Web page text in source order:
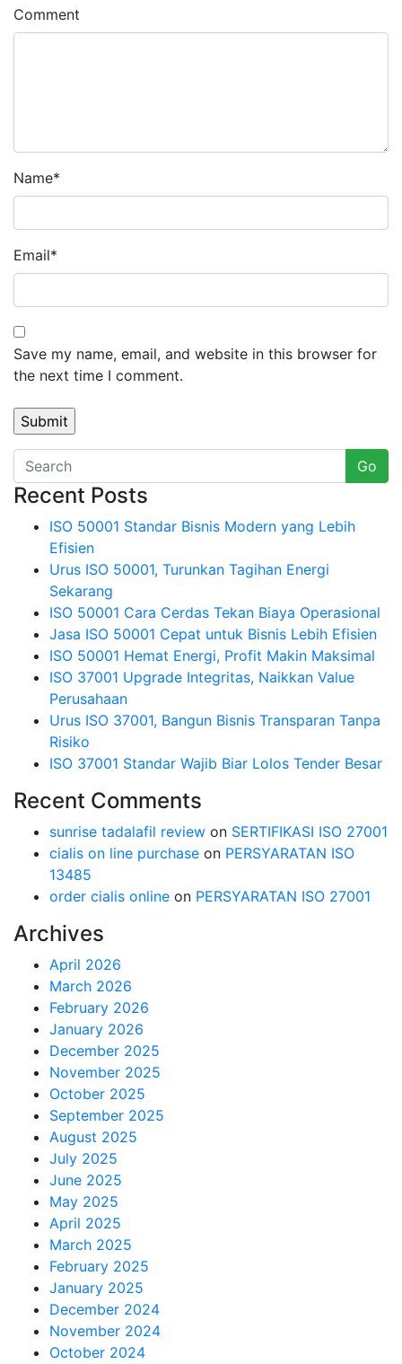
Comment
Name*
Email*
Save my name, email, and website in this browser for
the next time I comment.
Go
Recent Posts
ISO 50001 Standar Bisnis Modern yang Lebih
Efisien
Urus ISO 50001, Turunkan Tagihan Energi
Sekarang
ISO 50001 Cara Cerdas Tekan Biaya Operasional
Jasa ISO 50001 Cepat untuk Bisnis Lebih Efisien
ISO 50001 Hemat Energi, Profit Makin Maksimal
ISO 37001 Upgrade Integritas, Naikkan Value
Perusahaan
Urus ISO 37001, Bangun Bisnis Transparan Tanpa
Risiko
ISO 37001 Standar Wajib Biar Lolos Tender Besar
Recent Comments
sunrise tadalafil review on SERTIFIKASI ISO 27001
cialis on line purchase on PERSYARATAN ISO
13485
order cialis online on PERSYARATAN ISO 27001
Archives
April 2026
March 2026
February 2026
January 2026
December 2025
November 2025
October 2025
September 2025
August 2025
July 2025
June 2025
May 2025
April 2025
March 2025
February 2025
January 2025
December 2024
November 2024
October 2024